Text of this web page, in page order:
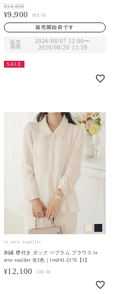
2色｜lvn341-2135【1】
¥14,850
¥9,900
販売開始前です
販売
期間
2026/08/07 12:00〜
2026/08/20 11:59
SALE
le reve vaniller
刺繍 襟付き タック ペプラム ブラウス le
reve vaniller 全2色｜lvn841-2176【1】
¥12,100